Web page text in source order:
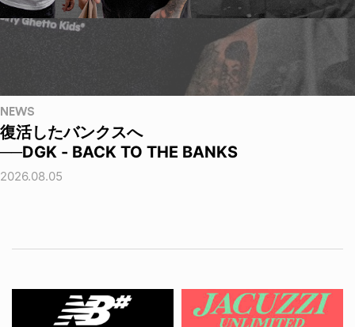
NEWS
復活したバンクスへ
──DGK - BACK TO THE BANKS
2026.08.05